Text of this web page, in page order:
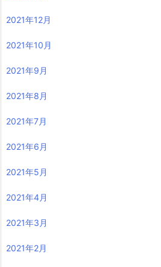
2021年12月
2021年10月
2021年9月
2021年8月
2021年7月
2021年6月
2021年5月
2021年4月
2021年3月
2021年2月